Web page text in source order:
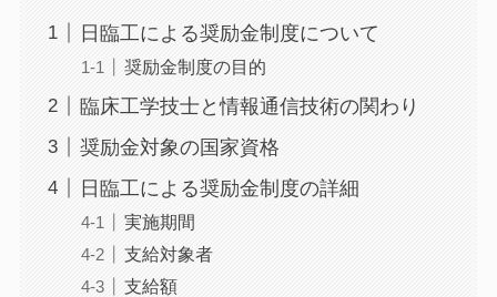
日臨工による奨励金制度について
奨励金制度の目的
臨床工学技士と情報通信技術の関わり
奨励金対象の国家資格
日臨工による奨励金制度の詳細
実施期間
支給対象者
支給額